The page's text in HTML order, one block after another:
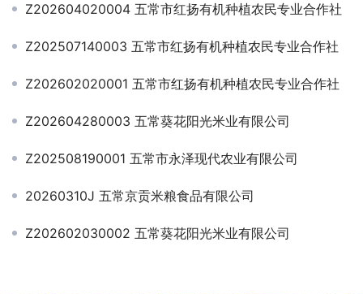
Z202604020004 五常市红扬有机种植农民专业合作社
Z202507140003 五常市红扬有机种植农民专业合作社
Z202602020001 五常市红扬有机种植农民专业合作社
Z202604280003 五常葵花阳光米业有限公司
Z202508190001 五常市永泽现代农业有限公司
20260310J 五常京贡米粮食品有限公司
Z202602030002 五常葵花阳光米业有限公司